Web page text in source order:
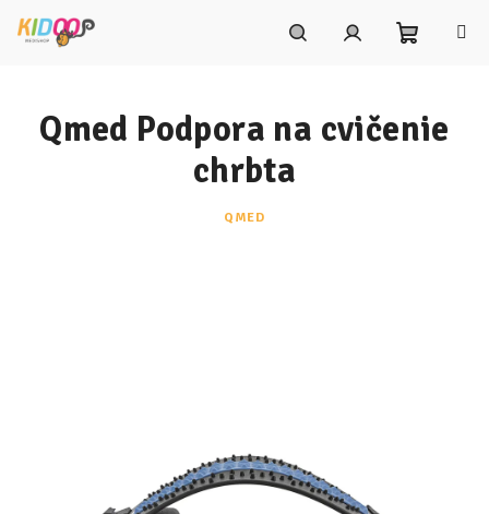
košík
Qmed Podpora na cvičenie
chrbta
QMED